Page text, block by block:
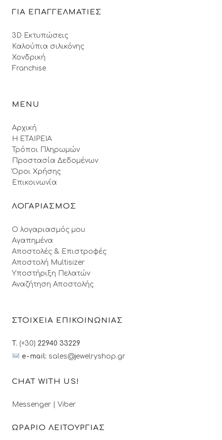
ΓΙΑ ΕΠΑΓΓΕΛΜΑΤΙΕΣ
3D Εκτυπώσεις
Καλούπια σιλικόνης
Χονδρική
Franchise
MENU
Αρχική
Η ΕΤΑΙΡΕΙΑ
Τρόποι Πληρωμών
Προστασία Δεδομένων
Όροι Xρήσης
Επικοινωνία
ΛΟΓΑΡΙΑΣΜΟΣ
Ο λογαριασμός μου
Αγαπημένα
Αποστολές & Επιστροφές
Αποστολή Multisizer
Υποστήριξη Πελατών
Αναζήτηση Αποστολής
ΣΤΟΙΧΕΙΑ ΕΠΙΚΟΙΝΩΝΙΑΣ
T. (+30) 22940 33229
e-mail: sales@jewelryshop.gr
CHAT WITH US!
Messenger Viber
ΩΡΑΡΙΟ ΛΕΙΤΟΥΡΓΙΑΣ